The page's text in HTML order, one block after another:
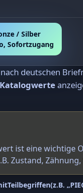
/ Silber
Sofortzugang
deutschen
Katalogwerte
ist eine wichtige
Zustand,
Teilbegriffen(z.B.